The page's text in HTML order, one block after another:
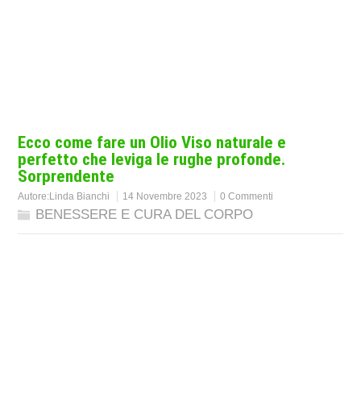
Ecco come fare un Olio Viso naturale e
perfetto che leviga le rughe profonde.
Sorprendente
Autore:Linda Bianchi 14 Novembre 2023 0 Commenti
BENESSERE E CURA DEL CORPO